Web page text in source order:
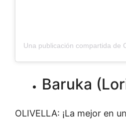
Baruka
OLIVELLA: ¡La mejor en